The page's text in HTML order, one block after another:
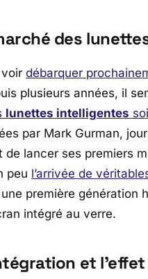
des
débarquer
plusieurs années, il
lunettes intelligentes
par Mark Gurman,
de lancer ses premiers
peu l’arrivée de
première génération
intégré au verre.
et